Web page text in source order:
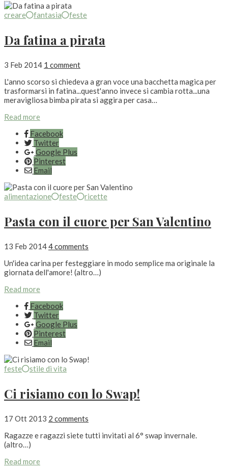
creare
fantasia feste
Da fatina a pirata
3 Feb 2014 1 comment
L'anno scorso si chiedeva a gran voce una bacchetta magica per
trasformarsi in fatina...quest'anno invece si cambia rotta...una
meravigliosa bimba pirata si aggira per casa…
Read more
Facebook
Twitter
Google Plus
Pinterest
Email
alimentazione feste ricette
Pasta con il cuore per San Valentino
13 Feb 20144 comments
Un'idea carina per festeggiare in modo semplice ma originale la
giornata dell'amore! (altro…)
Read more
Facebook
Twitter
Google Plus
Pinterest
Email
feste stile di vita
Ci risiamo con lo Swap!
17 Ott 2013 2 comments
Ragazze e ragazzi siete tutti invitati al 6° swap invernale.
(altro…)
Read more